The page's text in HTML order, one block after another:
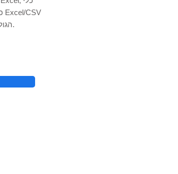
הגולמיים שלך לפורמטים הרצויים תוך שניות.